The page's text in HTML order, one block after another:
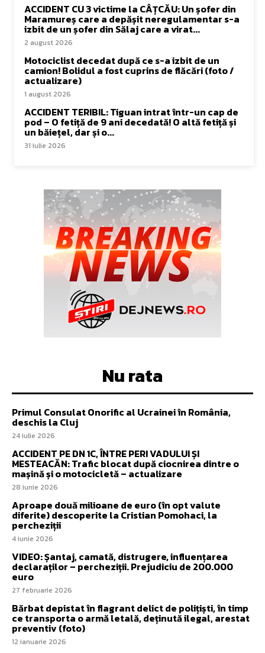
ACCIDENT CU 3 victime la CÂȚCĂU: Un șofer din
Maramureș care a depășit neregulamentar s-a
izbit de un șofer din Sălaj care a virat...
2 august 2026
Motociclist decedat după ce s-a izbit de un
camion! Bolidul a fost cuprins de flăcări (foto /
actualizare)
1 august 2026
ACCIDENT TERIBIL: Tiguan intrat într-un cap de
pod – O fetiță de 9 ani decedată! O altă fetiță și
un băiețel, dar și o...
31 iulie 2026
Nu rata
Primul Consulat Onorific al Ucrainei în România,
deschis la Cluj
24 iulie 2026
ACCIDENT PE DN 1C, ÎNTRE PERI VADULUI ȘI
MESTEACĂN: Trafic blocat după ciocnirea dintre o
mașină și o motocicletă – actualizare
28 iunie 2026
Aproape două milioane de euro (în opt valute
diferite) descoperite la Cristian Pomohaci, la
percheziții
4 iunie 2026
VIDEO: Șantaj, camată, distrugere, influențarea
declaraților – percheziții. Prejudiciu de 200.000
euro
27 februarie 2026
Bărbat depistat în flagrant delict de polițiști, în timp
ce transporta o armă letală, deținută ilegal, arestat
preventiv (foto)
12 ianuarie 2026